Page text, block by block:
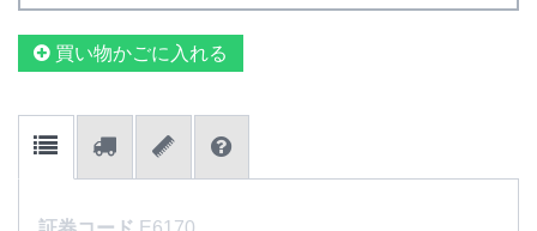
買い物かごに入れる